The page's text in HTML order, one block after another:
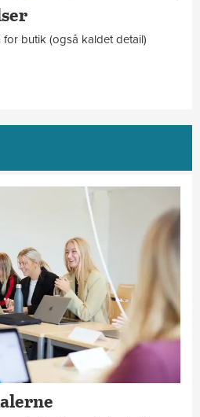
butik (også kaldet detail)